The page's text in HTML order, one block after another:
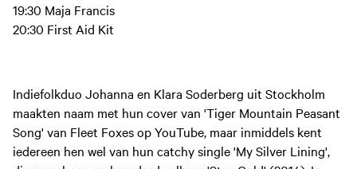
19:30 Maja Francis
20:30 First Aid Kit
Indiefolkduo Johanna en Klara Soderberg uit Stockholm
maakten naam met hun cover van 'Tiger Mountain Peasant
Song' van Fleet Foxes op YouTube, maar inmiddels kent
iedereen hen wel van hun catchy single 'My Silver Lining',